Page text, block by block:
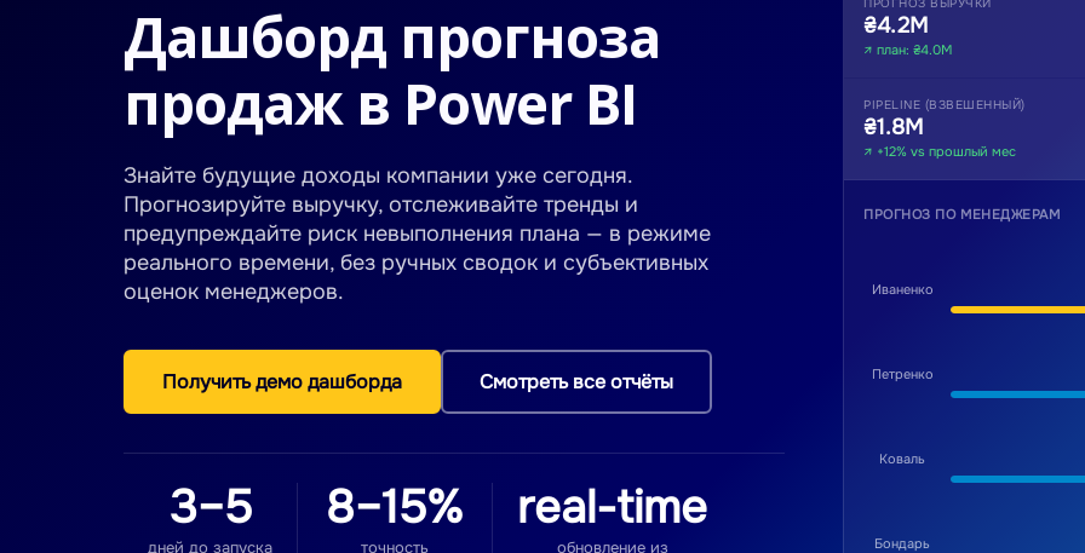
Дашборд прогноза
продаж в Power BI
Знайте будущие доходы компании уже сегодня.
Прогнозируйте выручку, отслеживайте тренды и
предупреждайте риск невыполнения плана — в режиме
реального времени, без ручных сводок и субъективных
оценок менеджеров.
Получить демо дашборда Смотреть все отчёты
3–5
дней до запуска
8–15%
точность
real-time
обновление из
₴4.2М
↗ план: ₴4.0М
PIPELINE (ВЗВЕШЕННЫЙ)
₴1.8М
↗ +12% vs прошлый мес
ПРОГНОЗ ПО МЕНЕДЖЕРАМ
Иваненко
Петренко
Коваль
Бондарь